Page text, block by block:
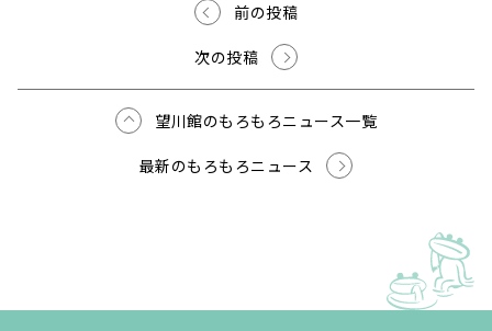
前の投稿
次の投稿
望川館のもろもろニュース一覧
最新のもろもろニュース